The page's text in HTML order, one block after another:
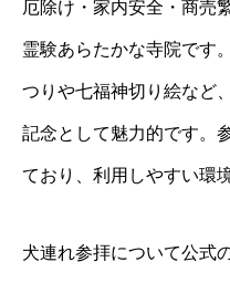
厄除け・家内安全・商売
霊験あらたかな寺院です
つりや七福神切り絵など
記念として魅力的です。
ており、利用しやすい環
犬連れ参拝について公式